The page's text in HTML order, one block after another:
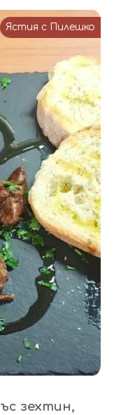
Ястия с Пилешко
зехтин,